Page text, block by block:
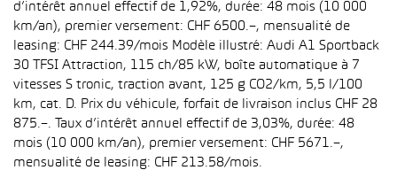
d’intérêt annuel effectif de 1,92%, durée: 48 mois (10 000
km/an), premier versement: CHF 6500.–, mensualité de
leasing: CHF 244.39/mois Modèle illustré: Audi A1 Sportback
30 TFSI Attraction, 115 ch/85 kW, boîte automatique à 7
vitesses S tronic, traction avant, 125 g CO2/km, 5,5 l/100
km, cat. D. Prix du véhicule, forfait de livraison inclus CHF 28
875.–. Taux d’intérêt annuel effectif de 3,03%, durée: 48
mois (10 000 km/an), premier versement: CHF 5671.–,
mensualité de leasing: CHF 213.58/mois.